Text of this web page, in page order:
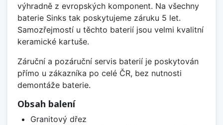
výhradně z evropských komponent. Na všechny
baterie Sinks tak poskytujeme záruku 5 let.
Samozřejmostí u těchto baterií jsou velmi kvalitní
keramické kartuše.
Záruční a pozáruční servis baterií je poskytován
přímo u zákazníka po celé ČR, bez nutnosti
demontáže baterie.
Obsah balení
Granitový dřez